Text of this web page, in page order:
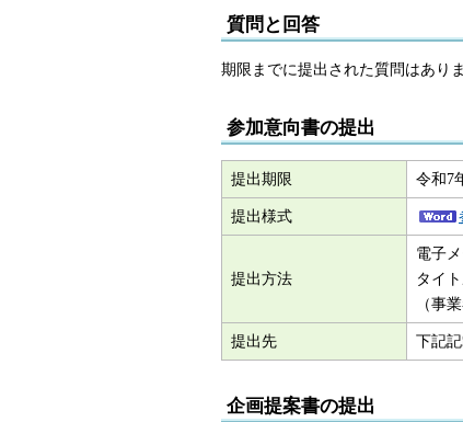
質問と回答
期限までに提出された質問はありま
参加意向書の提出
提出期限 令和7
提出様式
提出方法
電子
タイ
（事
提出先 下記
企画提案書の提出